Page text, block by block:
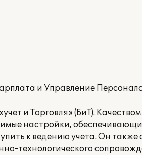
и Управление
и Торговля» (БиТ).
настройки,
к ведению учета. Он
технологического